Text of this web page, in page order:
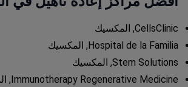
CellsClinic, المكسيك
Hospital de la Familia, المكسيك
Stem Solutions, المكسيك
Immunotherapy Regenerative Medicine, المكسيك